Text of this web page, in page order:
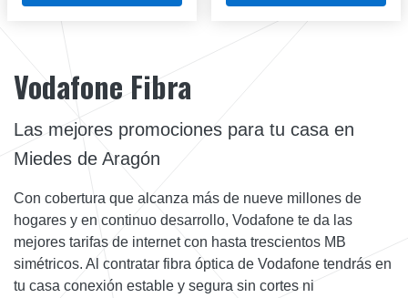
Vodafone Fibra
Las mejores promociones para tu casa en
Miedes de Aragón
Con cobertura que alcanza más de nueve millones de
hogares y en continuo desarrollo, Vodafone te da las
mejores tarifas de internet con hasta trescientos MB
simétricos. Al contratar fibra óptica de Vodafone tendrás en
tu casa conexión estable y segura sin cortes ni